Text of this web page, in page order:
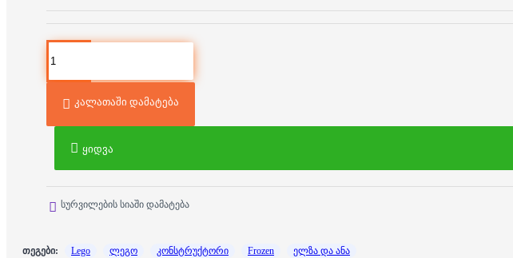
კალათაში დამატება
ყიდვა
სურვილების სიაში დამატება
თეგები: Lego ლეგო კონსტრუქტორი Frozen ელზა და ანა